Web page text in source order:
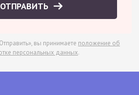
ОТПРАВИТЬ
вы принимаете положение об
персональных данных.